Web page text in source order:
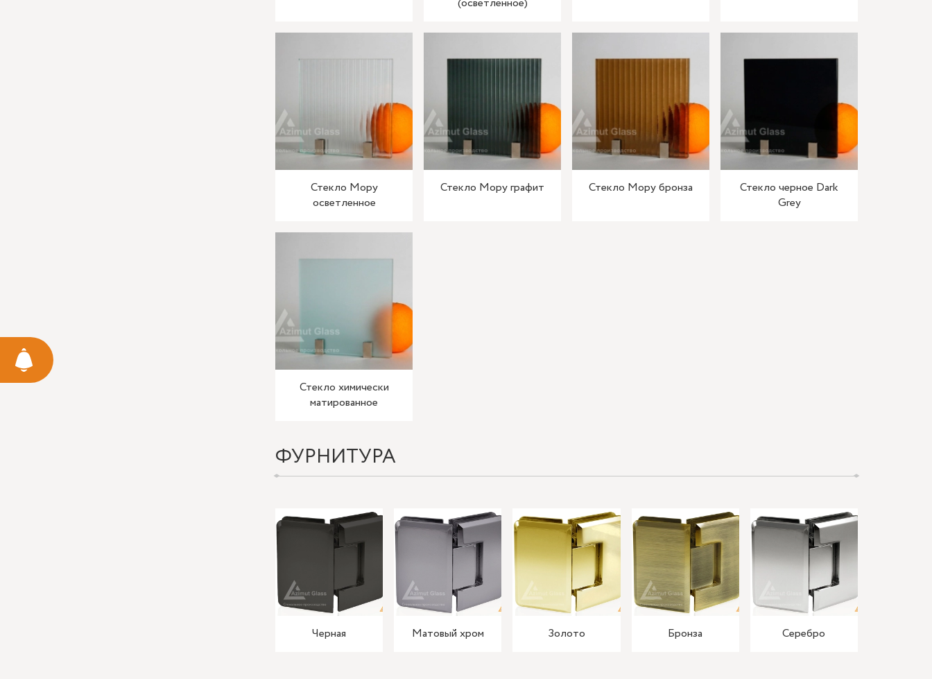
Стекло Мору
осветленное
Стекло Мору графит Стекло Мору бронза
Стекло черное Dark
Grey
Стекло химически
матированное
ФУРНИТУРА
Черная Матовый хром Золото Бронза Серебро